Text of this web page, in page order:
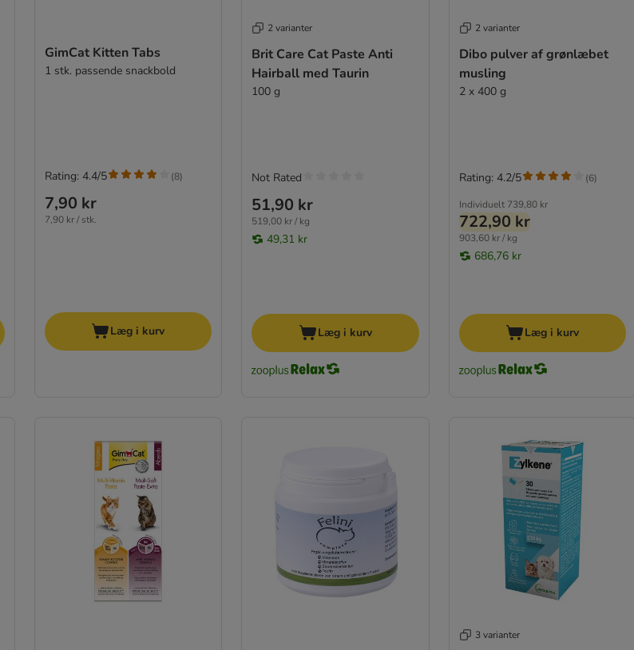
GimCat Kitten Tabs
1 stk. passende snackbold
7,90 kr
7,90 kr / stk.
Rating: 4.4/5 (8)
Læg i kurv
2 varianter
Brit Care Cat Paste Anti
Hairball med Taurin
100 g
51,90 kr
519,00 kr / kg
49,31 kr
Not Rated
Læg i kurv
2 varianter
Dibo pulver af grønlæbet
musling
2 x 400 g
Individuelt 739,80 kr
722,90 kr
903,60 kr / kg
686,76 kr
Rating: 4.2/5 (6)
Læg i kurv
3 varianter